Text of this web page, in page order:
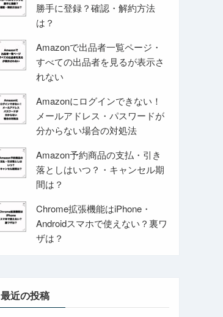
勝手に登録？確認・解約方法
は？
Amazonで出品者一覧ページ・
すべての出品者を見るが表示さ
れない
Amazonにログインできない！
メールアドレス・パスワードが
分からない場合の対処法
Amazon予約商品の支払・引き
落としはいつ？・キャンセル期
間は？
Chrome拡張機能はiPhone・
Androidスマホで使えない？裏ワ
ザは？
最近の投稿